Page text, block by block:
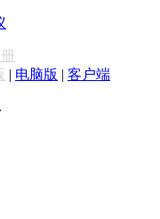
| 电脑版 | 客户端